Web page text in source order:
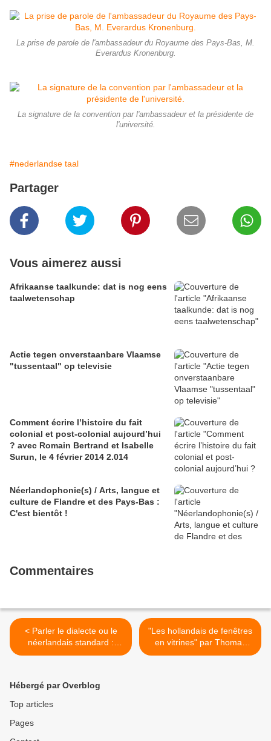
La prise de parole de l'ambassadeur du Royaume des Pays-Bas, M.
Everardus Kronenburg.
La signature de la convention par l'ambassadeur et la présidente de
l'université.
#nederlandse taal
Partager
Vous aimerez aussi
Afrikaanse taalkunde: dat is nog eens
taalwetenschap
Actie tegen onverstaanbare Vlaamse
"tussentaal" op televisie
Comment écrire l’histoire du fait
colonial et post-colonial aujourd’hui
? avec Romain Bertrand et Isabelle
Surun, le 4 février 2014 2.014
Néerlandophonie(s) / Arts, langue et
culture de Flandre et des Pays-Bas :
C'est bientôt !
Commentaires
< Parler le dialecte ou le
néerlandais standard :
étude d'un cas et réflexions
"Les hollandais de fenêtres
en vitrines" par Thomas
Beaufils, le 15 février 2014
Hébergé par Overblog
Top articles
Pages